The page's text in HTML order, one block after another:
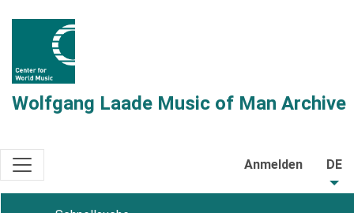
Wolfgang Laade Music of Man Archive
Anmelden DE